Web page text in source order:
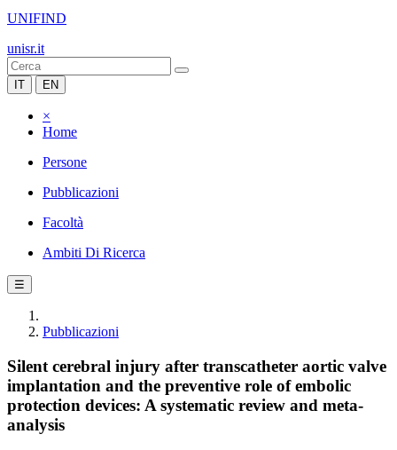
UNIFIND
unisr.it
IT EN
×
Home
Persone
Pubblicazioni
Facoltà
Ambiti Di Ricerca
☰
Pubblicazioni
Silent cerebral injury after transcatheter aortic valve
implantation and the preventive role of embolic
protection devices: A systematic review and meta-
analysis